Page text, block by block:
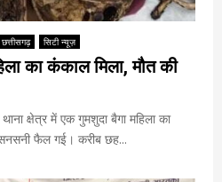
छत्तीसगढ़ सिटी न्यूज़
का कंकाल मिला, मौत की
क्षेत्र में एक गुमशुदा बैगा महिला का
फैल गई। करीब छह...